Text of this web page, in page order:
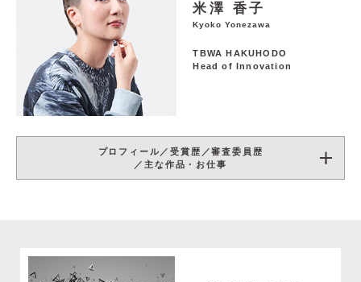
米澤 香子
Kyoko Yonezawa
TBWA HAKUHODO
Head of Innovation
プロフィール／受賞歴／審査委員歴
／主な作品・お仕事